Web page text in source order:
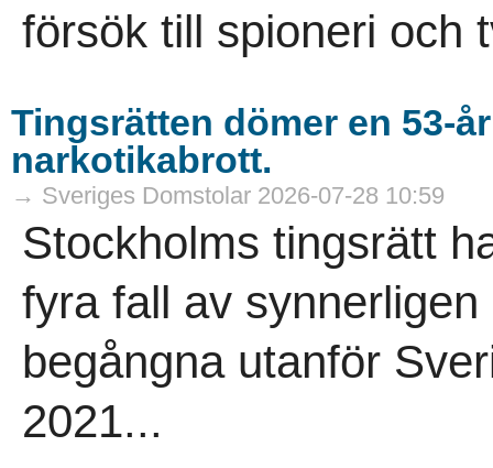
försök till spioneri och
Tingsrätten dömer en 53-
narkotikabrott.
→ Sveriges Domstolar 2026-07-28 10:59
Stockholms tingsrätt
fyra fall av
begångna utanför
2021...